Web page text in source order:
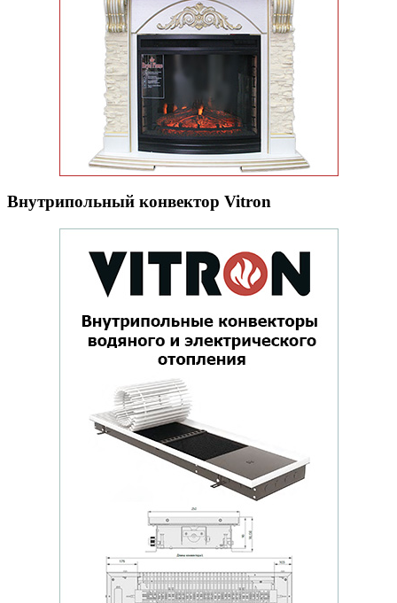
Внутрипольный конвектор Vitron